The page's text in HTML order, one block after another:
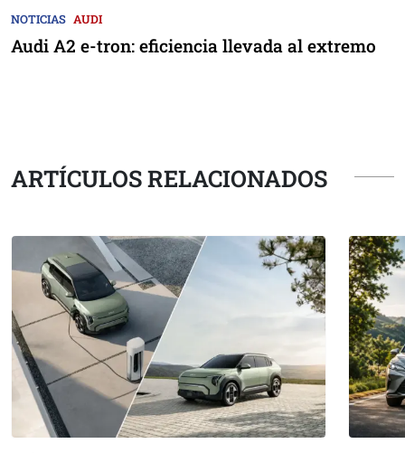
NOTICIAS AUDI
Audi A2 e-tron: eficiencia llevada al extremo
ARTÍCULOS RELACIONADOS